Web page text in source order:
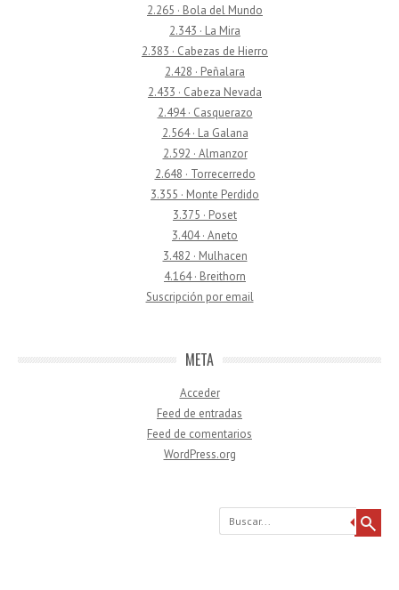
2.265 · Bola del Mundo
2.343 · La Mira
2.383 · Cabezas de Hierro
2.428 · Peñalara
2.433 · Cabeza Nevada
2.494 · Casquerazo
2.564 · La Galana
2.592 · Almanzor
2.648 · Torrecerredo
3.355 · Monte Perdido
3.375 · Poset
3.404 · Aneto
3.482 · Mulhacen
4.164 · Breithorn
Suscripción por email
META
Acceder
Feed de entradas
Feed de comentarios
WordPress.org
Buscar